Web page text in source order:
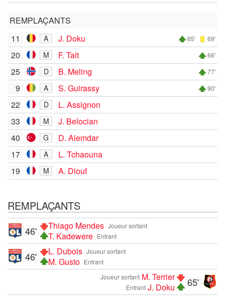
REMPLAÇANTS
11
A J. Doku 65' 69'
20 M F. Tait 66'
25 D B. Meling 77'
9 A S. Guirassy 90'
22 D
L. Assignon
33
M
J. Belocian
40
G
D. Alemdar
17
A
L. Tchaouna
19
M A. Diouf
REMPLAÇANTS
Joueur sortant
Thiago Mendes
Entrant
T. Kadewere
46'
Joueur sortant
L. Dubois
Entrant
M. Gusto
46'
65'
Joueur sortant M. Terrier
Entrant J. Doku